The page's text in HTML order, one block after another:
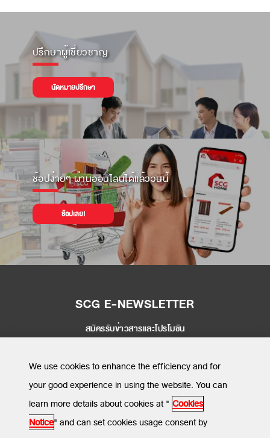
ปรึกษาผู้เชี่ยวชาญ
นัดหมายปรึกษา
ช้อปง่ายๆ ผ่านออนไลน์ได้แล้ววันนี้
ช้อปเลย!
SCG E-NEWSLETTER
สมัครรับข่าวสารและโปรโมชัน
SEND
MENU
We use cookies to enhance the efficiency and for
your good experience in using the website. You can
learn more details about cookies at " Cookies
Notice" and can set cookies usage consent by